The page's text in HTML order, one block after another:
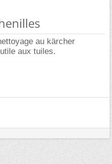
au kärcher
aux tuiles.